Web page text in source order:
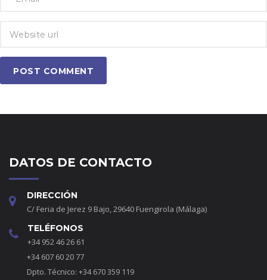
POST COMMENT
DATOS DE CONTACTO
DIRECCIÓN
C/ Feria de Jerez 9 Bajo, 29640 Fuengirola (Málaga)
TELÉFONOS
+34 952 46 26 61
+34 607 60 20 77
Dpto. Técnico: +34 670 359 119